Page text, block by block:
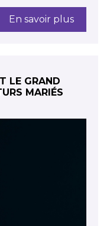
En savoir plus
LE GRAND
MARIÉS